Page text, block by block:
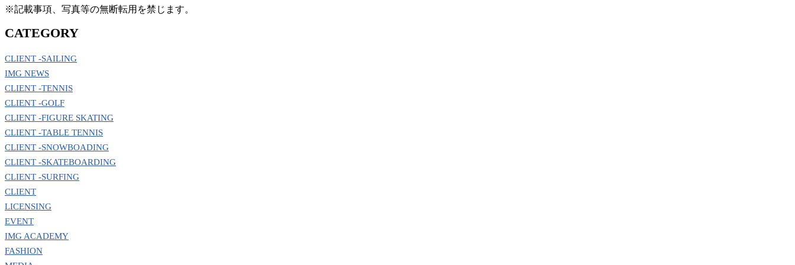
※記載事項、写真等の無断転用を禁じます。
CATEGORY
CLIENT -SAILING
IMG NEWS
CLIENT -TENNIS
CLIENT -GOLF
CLIENT -FIGURE SKATING
CLIENT -TABLE TENNIS
CLIENT -SNOWBOADING
CLIENT -SKATEBOARDING
CLIENT -SURFING
CLIENT
LICENSING
EVENT
IMG ACADEMY
FASHION